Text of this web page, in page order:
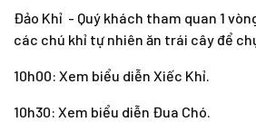
Đảo Khỉ - Quý khách tham quan 1
các chú khỉ tự nhiên ăn trái cây để
10h00: Xem biểu diễn Xiếc Khỉ.
10h30: Xem biểu diễn Đua Chó.